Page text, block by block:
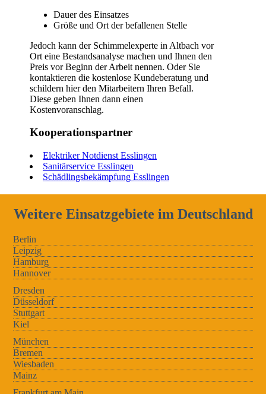
Dauer des Einsatzes
Größe und Ort der befallenen Stelle
Jedoch kann der Schimmelexperte in Altbach vor
Ort eine Bestandsanalyse machen und Ihnen den
Preis vor Beginn der Arbeit nennen. Oder Sie
kontaktieren die kostenlose Kundeberatung und
schildern hier den Mitarbeitern Ihren Befall.
Diese geben Ihnen dann einen
Kostenvoranschlag.
Kooperationspartner
Elektriker Notdienst Esslingen
Sanitärservice Esslingen
Schädlingsbekämpfung Esslingen
Weitere Einsatzgebiete im Deutschland
Berlin
Leipzig
Hamburg
Hannover
Dresden
Düsseldorf
Stuttgart
Kiel
München
Bremen
Wiesbaden
Mainz